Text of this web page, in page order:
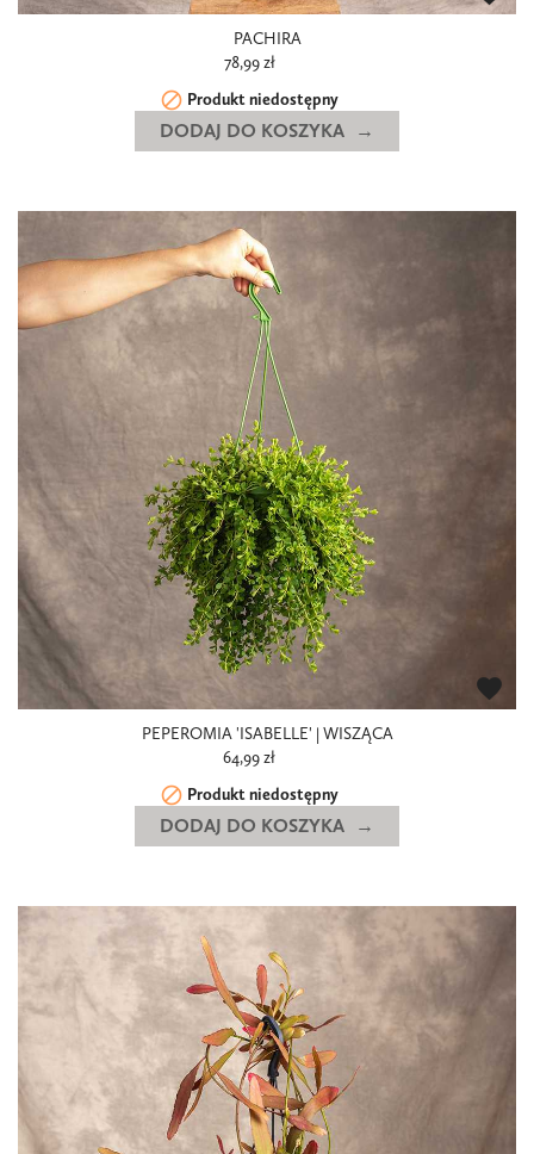
PACHIRA
78,99 zł
 Produkt niedostępny
DODAJ DO KOSZYKA
PEPEROMIA 'ISABELLE' | WISZĄCA
64,99 zł
 Produkt niedostępny
favorite
DODAJ DO KOSZYKA